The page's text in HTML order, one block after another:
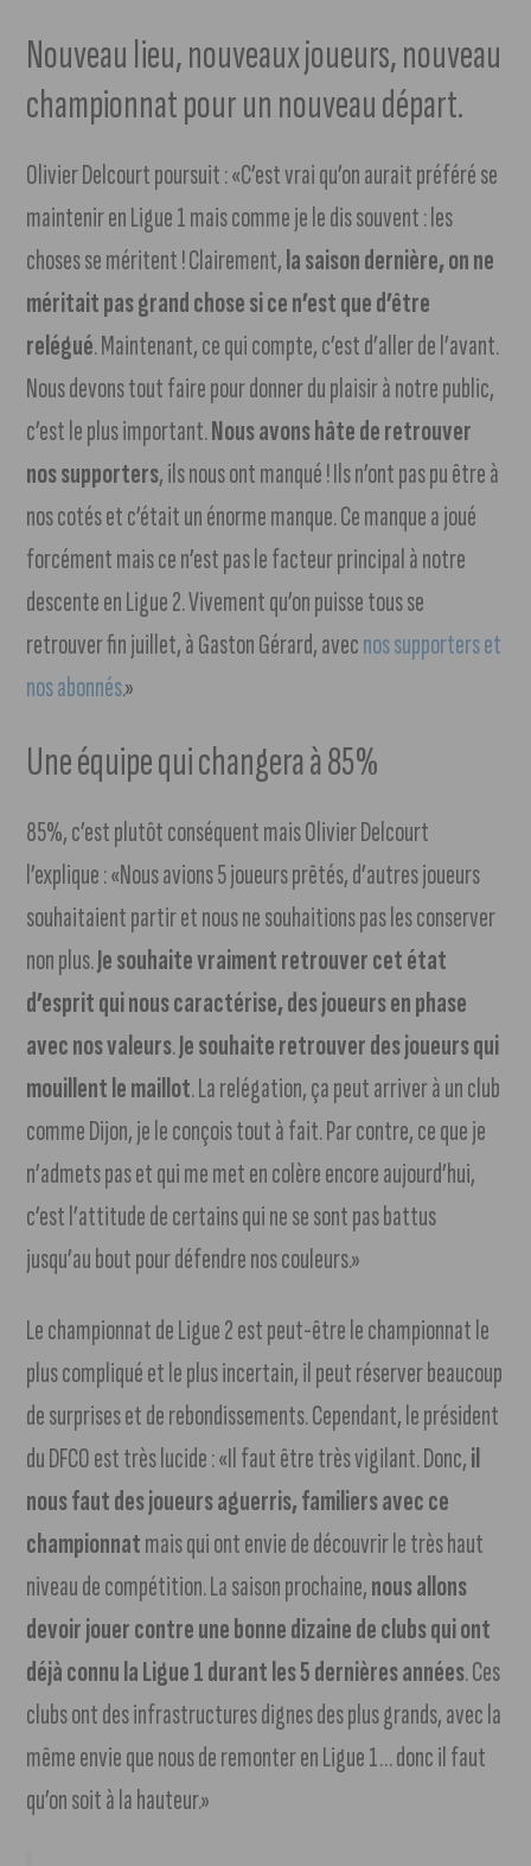
Nouveau lieu, nouveaux joueurs, nouveau
championnat pour un nouveau départ.
Olivier Delcourt poursuit : «C’est vrai qu’on aurait préféré se
maintenir en Ligue 1 mais comme je le dis souvent : les
choses se méritent ! Clairement,la saison dernière, on ne
méritait pas grand chose si ce n’est que d’être
relégué. Maintenant, ce qui compte, c’est d’aller de l’avant.
Nous devons tout faire pour donner du plaisir à notre public,
c’est le plus important.Nous avons hâte de retrouver
nos supporters, ils nous ont manqué ! Ils n’ont pas pu être à
nos cotés et c’était un énorme manque. Ce manque a joué
forcément mais ce n’est pas le facteur principal à notre
descente en Ligue 2. Vivement qu’on puisse tous se
retrouver fin juillet, à Gaston Gérard, avecnos supporters et
nos abonnés.»
Une équipe qui changera à 85%
85%, c’est plutôt conséquent mais Olivier Delcourt
l’explique : «Nous avions 5 joueurs prêtés, d’autres joueurs
souhaitaient partir et nous ne souhaitions pas les conserver
non plus.Je souhaite vraiment retrouver cet état
d’esprit qui nous caractérise, des joueurs en phase
avec nos valeurs.Je souhaite retrouver des joueurs qui
mouillent le maillot. La relégation, ça peut arriver à un club
comme Dijon, je le conçois tout à fait. Par contre, ce que je
n’admets pas et qui me met en colère encore aujourd’hui,
c’est l’attitude de certains qui ne se sont pas battus
jusqu’au bout pour défendre nos couleurs.»
Le championnat de Ligue 2 est peut-être le championnat le
plus compliqué et le plus incertain, il peut réserver beaucoup
de surprises et de rebondissements. Cependant, le président
du DFCO est très lucide : «Il faut être très vigilant. Donc,il
nous faut des joueurs aguerris, familiers avec ce
championnatmais qui ont envie de découvrir le très haut
niveau de compétition. La saison prochaine,nous allons
devoir jouer contre une bonne dizaine de clubs qui ont
déjà connu la Ligue 1 durant les 5 dernières années. Ces
clubs ont des infrastructures dignes des plus grands, avec la
même envie que nous de remonter en Ligue 1… donc il faut
qu’on soit à la hauteur.»